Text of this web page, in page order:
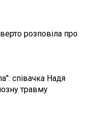
розповіла про
співачка Надя
травму